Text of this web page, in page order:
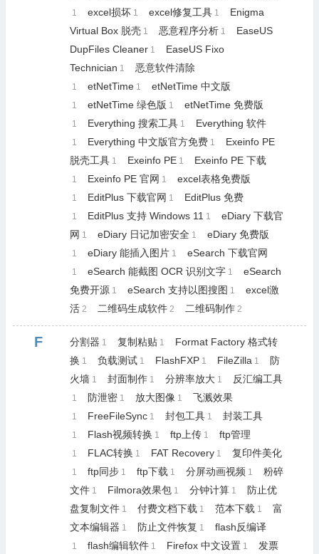
1 excel损坏 1 excel修复工具 1
Enigma
Virtual Box 脱壳 1 恶意程序分析 1
EaseUS
DupFiles Cleaner 1
EaseUS Fixo
Technician 1 恶意软件清除
1 etNetTime 1 etNetTime 中文版
1 etNetTime 绿色版 1 etNetTime 免费版
1 Everything 搜索工具 1 Everything 软件
1 Everything 中文版官方免费 1
Exeinfo PE
脱壳工具 1 Exeinfo PE 1 Exeinfo PE 下载
1 Exeinfo PE 官网 1 excel表格免费版
1 EditPlus 下载官网 1 EditPlus 免费
1 EditPlus 支持 Windows 11 1
eDiary 下载官
网 1 eDiary 日记加密安全 1 eDiary 免费版
1 eDiary 能插入图片 1 eSearch 下载官网
1 eSearch 能截图 OCR 识别文字 1
eSearch
免费开源 1 eSearch 支持以图搜图 1
excel激
活 2 二维码生成软件 2 二维码制作 2
F 分割器 1 复制粘贴 1
Format Factory 格式转
换 1 负载测试 1 FlashFXP 1 FileZilla 1
防
火墙 1 封面制作 1 分辨率放大 1 反汇编工具
1 防泄密 1 放大图像 1 飞溅效果
1 FreeFileSync 1 封包工具 1 封装工具
1 Flash视频转换 1 ftp上传 1 ftp管理
1 FLAC转换 1 FAT Recovery 1 复印件美化
1 ftp同步 1 ftp下载 1 分屏动画视频 1
粉碎
文件 1 Filmora效果包 1 分钟计算 1
防止优
盘复制文件 1 付费文档下载 1 范本下载 1
富
文本编辑器 1 防止文件恢复 1 flash反编译
1 flash编辑软件 1 Firefox 中文设置 1 发票